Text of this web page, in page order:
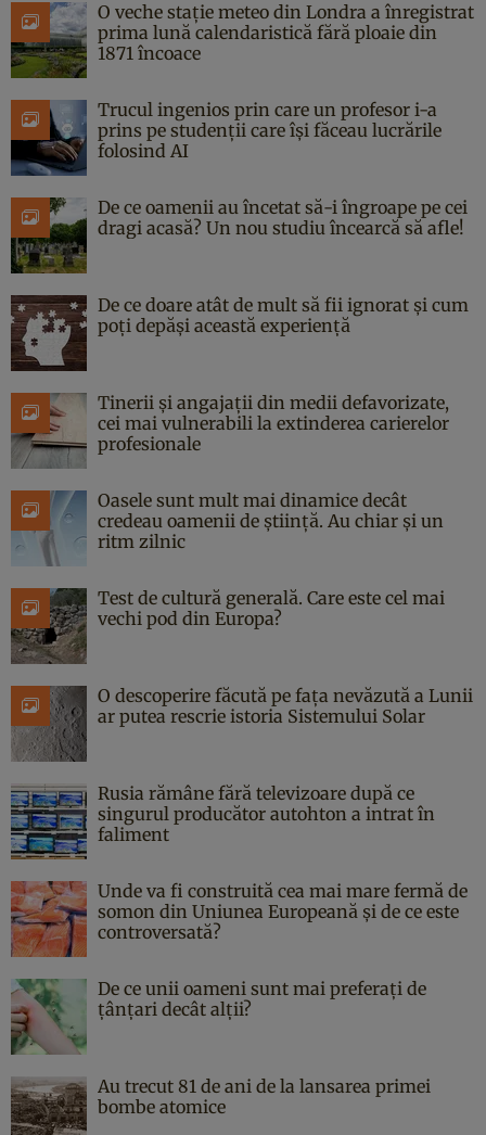
O veche stație meteo din Londra a înregistrat
prima lună calendaristică fără ploaie din
1871 încoace
Trucul ingenios prin care un profesor i-a
prins pe studenții care își făceau lucrările
folosind AI
De ce oamenii au încetat să-i îngroape pe cei
dragi acasă? Un nou studiu încearcă să afle!
De ce doare atât de mult să fii ignorat și cum
poți depăși această experiență
Tinerii și angajații din medii defavorizate,
cei mai vulnerabili la extinderea carierelor
profesionale
Oasele sunt mult mai dinamice decât
credeau oamenii de știință. Au chiar și un
ritm zilnic
Test de cultură generală. Care este cel mai
vechi pod din Europa?
O descoperire făcută pe fața nevăzută a Lunii
ar putea rescrie istoria Sistemului Solar
Rusia rămâne fără televizoare după ce
singurul producător autohton a intrat în
faliment
Unde va fi construită cea mai mare fermă de
somon din Uniunea Europeană și de ce este
controversată?
De ce unii oameni sunt mai preferați de
țânțari decât alții?
Au trecut 81 de ani de la lansarea primei
bombe atomice